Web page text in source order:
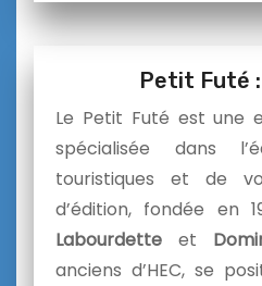
Petit Futé :
Le Petit Futé est une
spécialisée dans
touristiques et de
d’édition, fondée en
Labourdette et
anciens d’HEC, se